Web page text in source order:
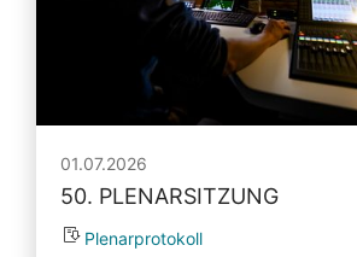
01.07.2026
50. PLENARSITZUNG
Plenarprotokoll